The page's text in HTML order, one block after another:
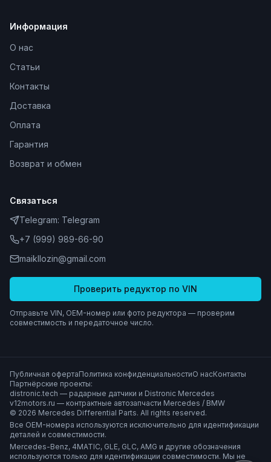
Информация
О нас
Статьи
Контакты
Доставка
Оплата
Гарантия
Возврат и обмен
Связаться
Telegram: Telegram
+7 (999) 989-66-90
maikllozin@gmail.com
Проверить редуктор по VIN
Отправьте VIN, OEM-номер или фото редуктора — проверим
совместимость и передаточное число.
Публичная офертаПолитика конфиденциальностиО насКонтакты
Партнёрские проекты:
distronic.tech — радарные датчики и Distronic Mercedes
v12motors.ru — контрактные автозапчасти Mercedes / BMW
© 2026 Mercedes Differential Parts. All rights reserved.
Все OEM-номера используются исключительно для идентификации
деталей и совместимости.
Mercedes-Benz, 4MATIC, GLE, GLC, AMG и другие обозначения
используются только для идентификации совместимости. Мы не